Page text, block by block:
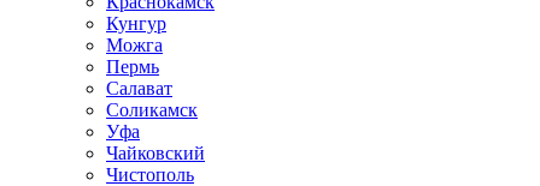
Кунгур
Можга
Пермь
Салават
Соликамск
Уфа
Чайковский
Чистополь